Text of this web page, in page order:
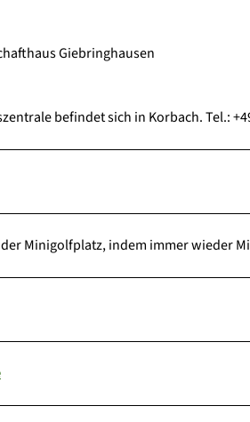
Giebringhausen
befindet sich in Korbach. Tel.:
Minigolfplatz, indem immer wieder